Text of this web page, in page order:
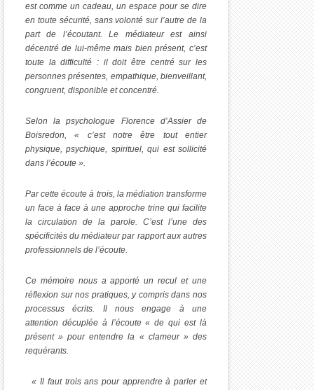
est comme un cadeau, un espace pour se dire
en toute sécurité, sans volonté sur l’autre de la
part de l’écoutant. Le médiateur est ainsi
décentré de lui-même mais bien présent, c’est
toute la difficulté : il doit être centré sur les
personnes présentes, empathique, bienveillant,
congruent, disponible et concentré.
Selon la psychologue Florence d’Assier de
Boisredon, « c’est notre être tout entier
physique, psychique, spirituel, qui est sollicité
dans l’écoute ».
Par cette écoute à trois, la médiation transforme
un face à face à une approche trinequi facilite
la circulation de la parole. C’est l’une des
spécificités du médiateur par rapport aux autres
professionnels de l’écoute.
Ce mémoire nous a apporté un recul et une
réflexion sur nos pratiques, y compris dans nos
processus écrits. Il nous engage à une
attention décuplée à l’écoute « de qui est là
présent » pour entendre la « clameur » des
requérants.
« Il faut trois ans pour apprendre à parler et